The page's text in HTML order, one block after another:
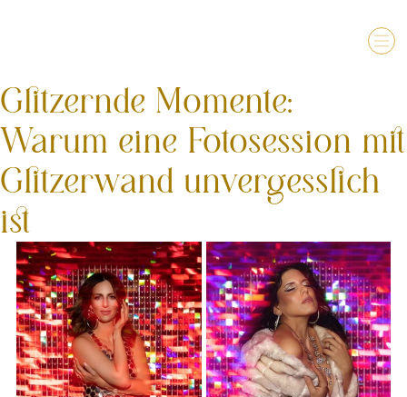
Glitzernde Momente:
Warum eine Fotosession mit
Glitzerwand unvergesslich
ist